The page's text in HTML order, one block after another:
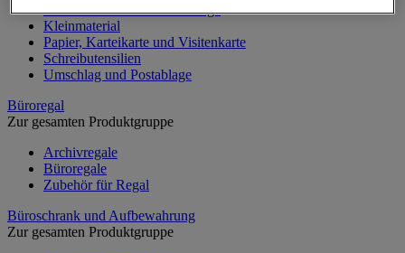
Kalender und Schreibunterlage
Kleinmaterial
Papier, Karteikarte und Visitenkarte
Schreibutensilien
Umschlag und Postablage
Büroregal
Zur gesamten Produktgruppe
Archivregale
Büroregale
Zubehör für Regal
Büroschrank und Aufbewahrung
Zur gesamten Produktgruppe